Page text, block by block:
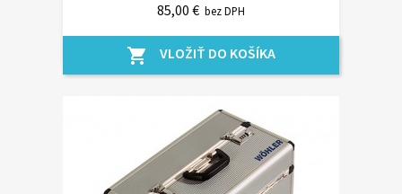
85,00 € bez DPH
shopping_cart VLOŽIŤ DO KOŠÍKA